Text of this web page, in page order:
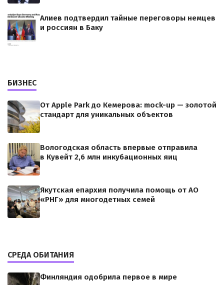
Алиев подтвердил тайные переговоры немцев
и россиян в Баку
БИЗНЕС
От Apple Park до Кемерова: mock-up — золотой
стандарт для уникальных объектов
Вологодская область впервые отправила
в Кувейт 2,6 млн инкубационных яиц
Якутская епархия получила помощь от АО
«РНГ» для многодетных семей
СРЕДА ОБИТАНИЯ
Финляндия одобрила первое в мире